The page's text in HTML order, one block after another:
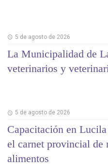
5 de agosto de 2026
La Municipalidad de
veterinarios y
5 de agosto de 2026
Capacitación en
el carnet provincial de
alimentos